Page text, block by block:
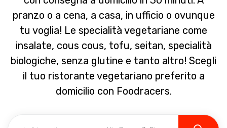
pranzo o a cena, a casa, in ufficio o ovunque
tu voglia! Le specialità vegetariane come
insalate, cous cous, tofu, seitan, specialità
biologiche, senza glutine e tanto altro! Scegli
il tuo ristorante vegetariano preferito a
domicilio con Foodracers.